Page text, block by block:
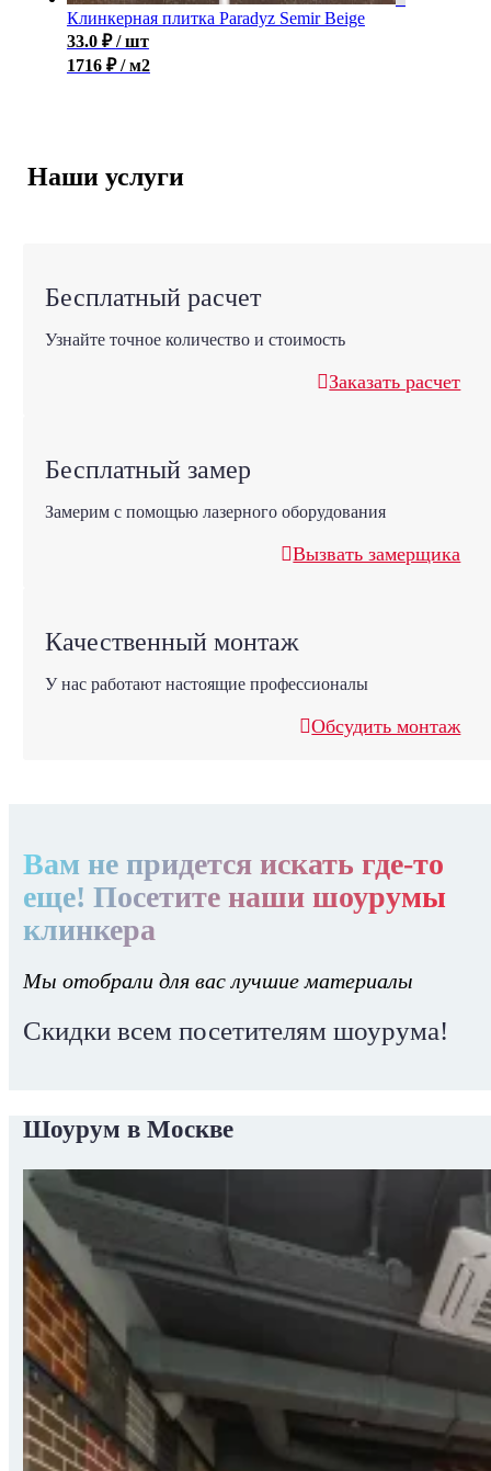
Клинкерная плитка Paradyz Semir Beige
33.0 ₽ / шт
1716 ₽ / м2
Наши услуги
Бесплатный расчет
Узнайте точное количество и стоимость
Заказать расчет
Бесплатный замер
Замерим с помощью лазерного оборудования
Вызвать замерщика
Качественный монтаж
У нас работают настоящие профессионалы
Обсудить монтаж
Вам не придется искать где-то
еще! Посетите наши шоурумы
клинкера
Мы отобрали для вас лучшие материалы
Скидки всем посетителям шоурума!
Шоурум в Москве